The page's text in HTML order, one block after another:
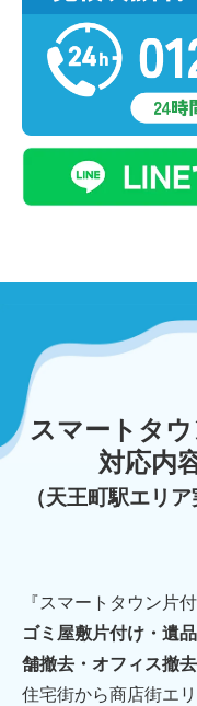
スマートタ
対応内
（天王町駅エリ
『スマートタウン片
ゴミ屋敷片付け・遺
舗撤去・オフィス撤去
住宅街から商店街エ